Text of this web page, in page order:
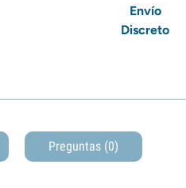
Envío
Discreto
Preguntas (0)